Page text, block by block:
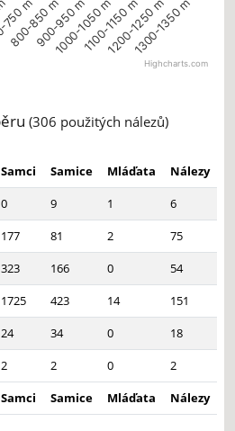
m
800-850 m900-950 m
1000-1050 m
1100-1150 m
1200-1250 m
1300-1350 m
Highcharts.com
(306 použitých nálezů)
Samci Samice Mláďata
Nálezy
0 9 1
6
177 81 2
75
323 166 0
54
1725 423 14
151
24 34 0
18
2 2 0
2
Samci
Samice Mláďata Nálezy